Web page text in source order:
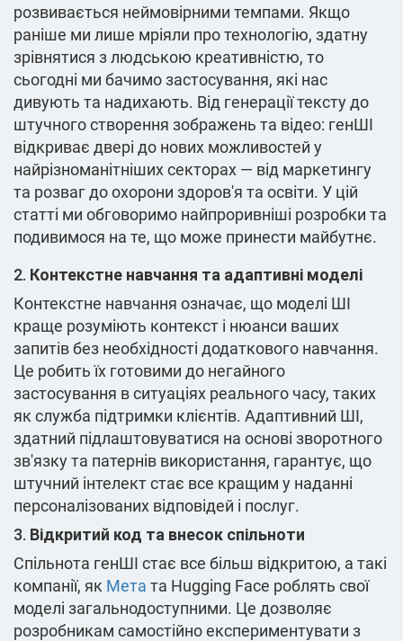
розвивається неймовірними темпами. Якщо
раніше ми лише мріяли про технологію, здатну
зрівнятися з людською креативністю, то
сьогодні ми бачимо застосування, які нас
дивують та надихають. Від генерації тексту до
штучного створення зображень та відео: генШІ
відкриває двері до нових можливостей у
найрізноманітніших секторах — від маркетингу
та розваг до охорони здоров'я та освіти. У цій
статті ми обговоримо найпроривніші розробки та
подивимося на те, що може принести майбутнє.
2. Контекстне навчання та адаптивні моделі
Контекстне навчання означає, що моделі ШІ
краще розуміють контекст і нюанси ваших
запитів без необхідності додаткового навчання.
Це робить їх готовими до негайного
застосування в ситуаціях реального часу, таких
як служба підтримки клієнтів. Адаптивний ШІ,
здатний підлаштовуватися на основі зворотного
зв'язку та патернів використання, гарантує, що
штучний інтелект стає все кращим у наданні
персоналізованих відповідей і послуг.
3. Відкритий код та внесок спільноти
Спільнота генШІ стає все більш відкритою, а такі
компанії, як Мета та Hugging Face роблять свої
моделі загальнодоступними. Це дозволяє
розробникам самостійно експериментувати з